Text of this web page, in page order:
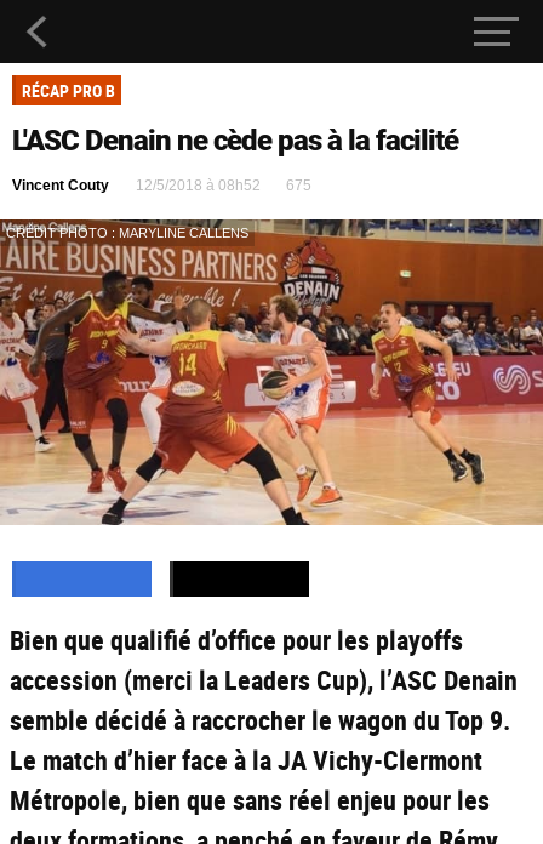
RÉCAP PRO B
L'ASC Denain ne cède pas à la facilité
Vincent Couty 12/5/2018 à 08h52 675
CRÉDIT PHOTO : MARYLINE CALLENS
Bien que qualifié d’office pour les playoffs
accession (merci la Leaders Cup), l’ASC Denain
semble décidé à raccrocher le wagon du Top 9.
Le match d’hier face à la JA Vichy-Clermont
Métropole, bien que sans réel enjeu pour les